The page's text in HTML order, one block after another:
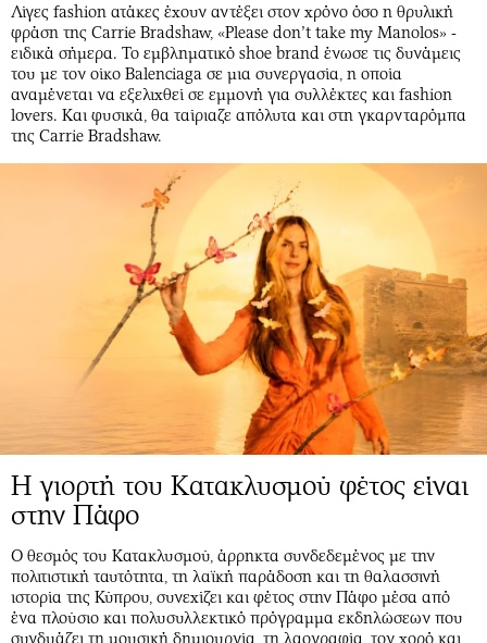
Λίγες fashion ατάκες έχουν αντέξει στον χρόνο όσο η θρυλική
φράση της Carrie Bradshaw, «Please don’t take my Manolos» -
ειδικά σήμερα. Το εμβληματικό shoe brand ένωσε τις δυνάμεις
του με τον οίκο Balenciaga σε μια συνεργασία, η οποία
αναμένεται να εξελιχθεί σε εμμονή για συλλέκτες και fashion
lovers. Και φυσικά, θα ταίριαζε απόλυτα και στη γκαρνταρόμπα
της Carrie Bradshaw.
Η γιορτή του Κατακλυσμού φέτος είναι
στην Πάφο
Ο θεσμός του Κατακλυσμού, άρρηκτα συνδεδεμένος με την
πολιτιστική ταυτότητα, τη λαϊκή παράδοση και τη θαλασσινή
ιστορία της Κύπρου, συνεχίζει και φέτος στην Πάφο μέσα από
ένα πλούσιο και πολυσυλλεκτικό πρόγραμμα εκδηλώσεων που
συνδυάζει τη μουσική δημιουργία, τη λαογραφία, τον χορό και